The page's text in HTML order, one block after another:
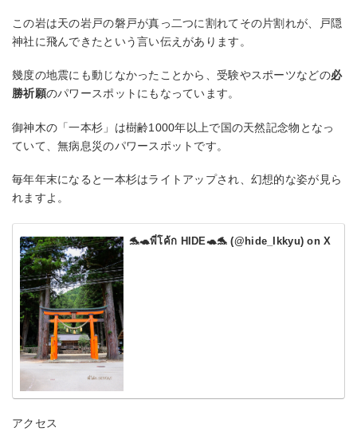
この岩は天の岩戸の磐戸が真っ二つに割れてその片割れが、戸隠
神社に飛んできたという言い伝えがあります。
幾度の地震にも動じなかったことから、受験やスポーツなどの必
勝祈願のパワースポットにもなっています。
御神木の「一本杉」は樹齢1000年以上で国の天然記念物となっ
ていて、無病息災のパワースポットです。
毎年年末になると一本杉はライトアップされ、幻想的な姿が見ら
れますよ。
🐬🐢พี่โค้ก HIDE🐢🐬 (@hide_Ikkyu) on X
アクセス